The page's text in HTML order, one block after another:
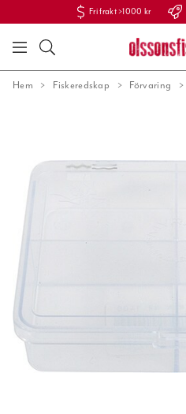
Fri frakt >1000 kr
Hem Fiskeredskap Förvaring